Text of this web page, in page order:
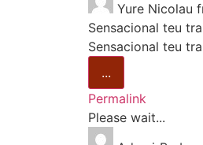
Yure Nicolau
Sensacional teu
Sensacional teu
...
Permalink
Please wait...